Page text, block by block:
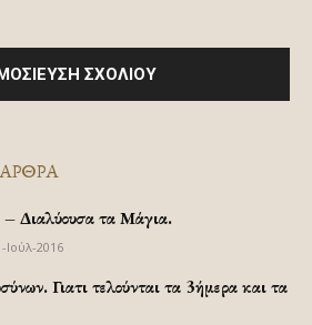
Διαλύουσα τα Μάγια.
Ιούλ-2016
Γιατι τελούνται τα 3ήμερα και τα